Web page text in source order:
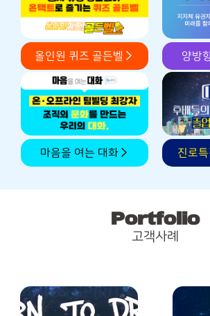
올인원 퀴즈 골든벨 양방
마음을 여는 대화 진로
Portfolio
고객사례